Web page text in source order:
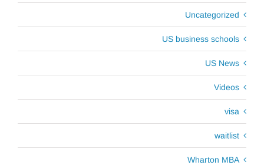
Uncategorized
US business schools
US News
Videos
visa
waitlist
Wharton MBA